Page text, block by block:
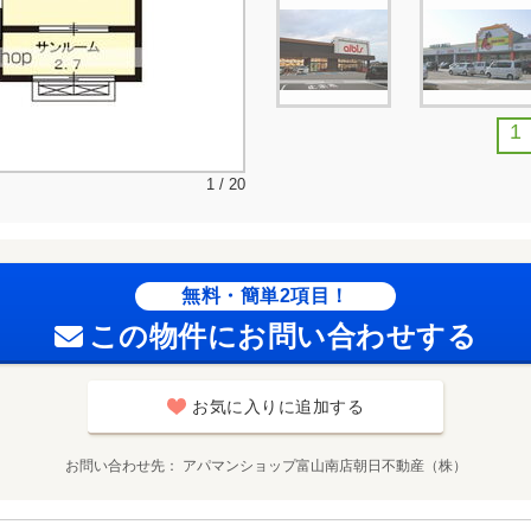
1 / 20
1
無料・簡単2項目！
この物件にお問い合わせする
お気に入りに追加する
お問い合わせ先 アパマンショップ富山南店朝日不動産（株）